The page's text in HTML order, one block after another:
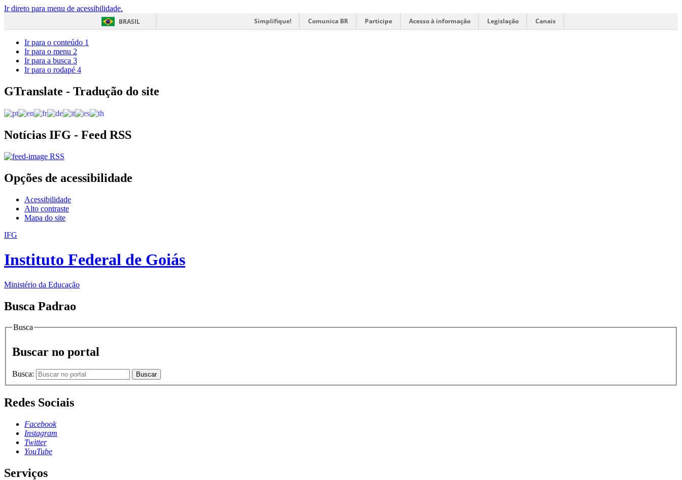
Ir direto para menu de acessibilidade.
BRASIL
Simplifique! Comunica BR Participe Acesso à informação Legislação Canais
Ir para o conteúdo 1
Ir para o menu 2
Ir para a busca 3
Ir para o rodapé 4
GTranslate - Tradução do site
Notícias IFG - Feed RSS
RSS
Opções de acessibilidade
Acessibilidade
Alto contraste
Mapa do site
IFG
Instituto Federal de Goiás
Ministério da Educação
Busca Padrao
Busca
Buscar no portal
Busca: Buscar
Redes Sociais
Facebook
Instagram
Twitter
YouTube
Serviços